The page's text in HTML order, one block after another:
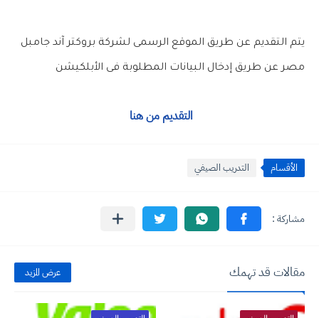
يتم التقديم عن طريق الموقع الرسمى لشركة بروكتر آند جامبل
مصر عن طريق إدخال البيانات المطلوبة فى الأبلكيشن
التقديم من هنا
الأقسام التدريب الصيفي
مقالات قد تهمك عرض المزيد